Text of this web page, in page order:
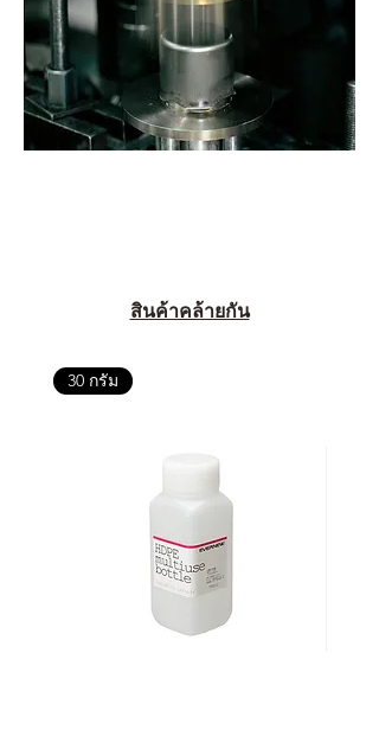
สินค้าคล้ายกัน
30 กรัม